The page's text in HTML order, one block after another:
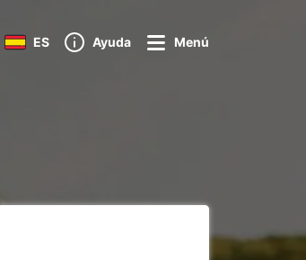
ES Ayuda Menú